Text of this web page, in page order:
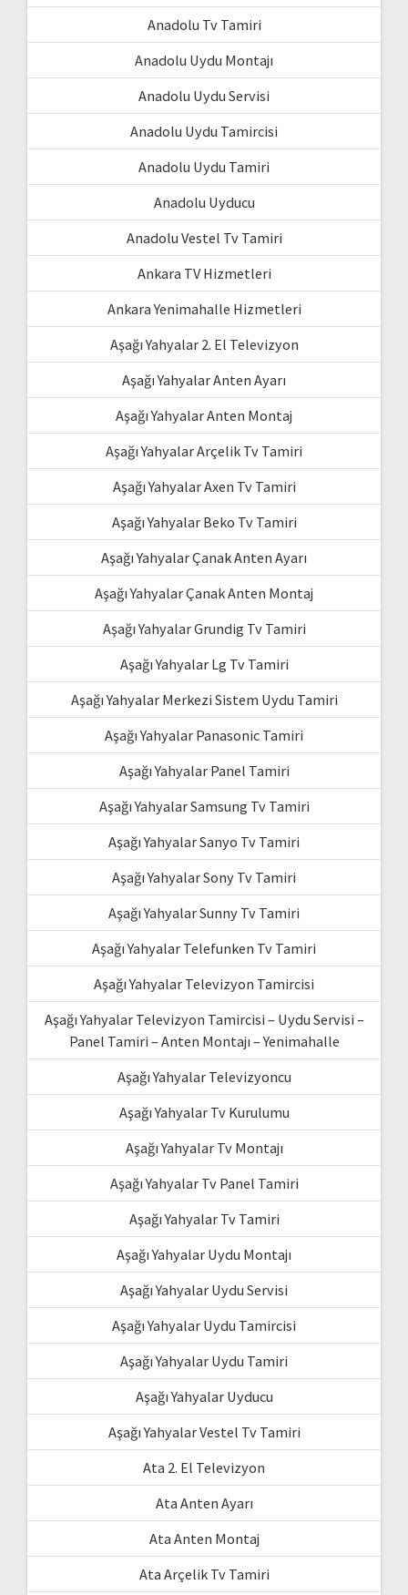
Anadolu Tv Tamiri
Anadolu Uydu Montajı
Anadolu Uydu Servisi
Anadolu Uydu Tamircisi
Anadolu Uydu Tamiri
Anadolu Uyducu
Anadolu Vestel Tv Tamiri
Ankara TV Hizmetleri
Ankara Yenimahalle Hizmetleri
Aşağı Yahyalar 2. El Televizyon
Aşağı Yahyalar Anten Ayarı
Aşağı Yahyalar Anten Montaj
Aşağı Yahyalar Arçelik Tv Tamiri
Aşağı Yahyalar Axen Tv Tamiri
Aşağı Yahyalar Beko Tv Tamiri
Aşağı Yahyalar Çanak Anten Ayarı
Aşağı Yahyalar Çanak Anten Montaj
Aşağı Yahyalar Grundig Tv Tamiri
Aşağı Yahyalar Lg Tv Tamiri
Aşağı Yahyalar Merkezi Sistem Uydu Tamiri
Aşağı Yahyalar Panasonic Tamiri
Aşağı Yahyalar Panel Tamiri
Aşağı Yahyalar Samsung Tv Tamiri
Aşağı Yahyalar Sanyo Tv Tamiri
Aşağı Yahyalar Sony Tv Tamiri
Aşağı Yahyalar Sunny Tv Tamiri
Aşağı Yahyalar Telefunken Tv Tamiri
Aşağı Yahyalar Televizyon Tamircisi
Aşağı Yahyalar Televizyon Tamircisi – Uydu Servisi –
Panel Tamiri – Anten Montajı – Yenimahalle
Aşağı Yahyalar Televizyoncu
Aşağı Yahyalar Tv Kurulumu
Aşağı Yahyalar Tv Montajı
Aşağı Yahyalar Tv Panel Tamiri
Aşağı Yahyalar Tv Tamiri
Aşağı Yahyalar Uydu Montajı
Aşağı Yahyalar Uydu Servisi
Aşağı Yahyalar Uydu Tamircisi
Aşağı Yahyalar Uydu Tamiri
Aşağı Yahyalar Uyducu
Aşağı Yahyalar Vestel Tv Tamiri
Ata 2. El Televizyon
Ata Anten Ayarı
Ata Anten Montaj
Ata Arçelik Tv Tamiri